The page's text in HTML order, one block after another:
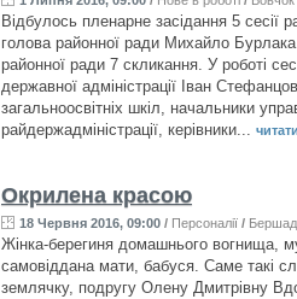
Відбулось пленарне засідання 5 сесії
голова районної ради Михайло Бурлака
районної ради 7 скликання. У роботі
державної адміністрації Іван
загальноосвітніх шкіл, начальники
райдержадміністрації, керівники...
Окрилена красою
18 Червня 2016, 09:00 / Персоналії /
Жінка-берегиня домашнього вогнища,
самовіддана мати, бабуся. Саме такі
землячку, подругу Олену Дмитрівну